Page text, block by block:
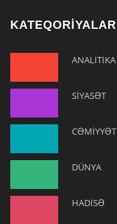
KATEQORİYALAR
ANALİTİKA
SİYASƏT
CƏMİYYƏT
DÜNYA
HADİSƏ